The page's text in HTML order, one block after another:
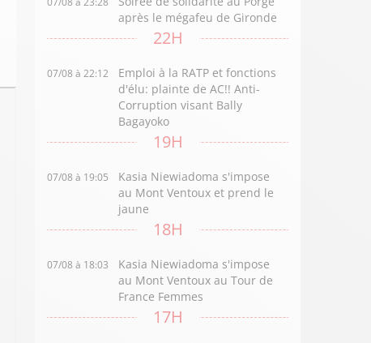
après le mégafeu de Gironde
22H
07/08 à 22:12
Emploi à la RATP et fonctions
d'élu: plainte de AC!! Anti-
Corruption visant Bally
Bagayoko
19H
07/08 à 19:05
Kasia Niewiadoma s'impose
au Mont Ventoux et prend le
jaune
18H
07/08 à 18:03
Kasia Niewiadoma s'impose
au Mont Ventoux au Tour de
France Femmes
17H